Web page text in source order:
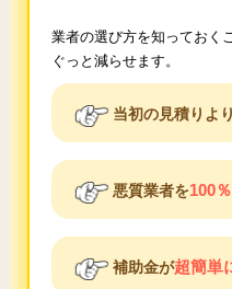
業者の選び方を知っておく
ぐっと減らせます。
当初の見積りより
悪質業者を100
補助金が超簡単